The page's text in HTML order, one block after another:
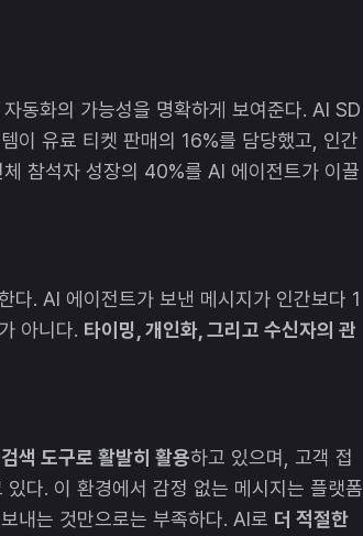
동화의 가능성을 명확하게 보여준다. AI SD
이 유료 티켓 판매의 16%를 담당했고, 인간
체 참석자 성장의 40%를 AI 에이전트가 이끌
다. AI 에이전트가 보낸 메시지가 인간보다 1
아니다. 타이밍, 개인화, 그리고 수신자의 관
도구로 활발히 활용하고 있으며, 고객 접
다. 이 환경에서 감정 없는 메시지는 플랫폼
내는 것만으로는 부족하다. AI로 더 적절한